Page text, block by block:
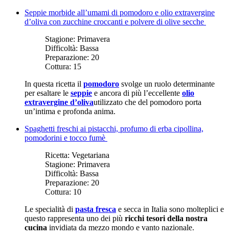
Seppie morbide all’umami di pomodoro e olio extravergine
d’oliva con zucchine croccanti e polvere di olive secche
Stagione: Primavera
Difficoltà: Bassa
Preparazione: 20
Cottura: 15
In questa ricetta il pomodoro svolge un ruolo determinante
per esaltare le seppie e ancora di più l’eccellente olio
extravergine d’olivautilizzato che del pomodoro porta
un’intima e profonda anima.
Spaghetti freschi ai pistacchi, profumo di erba cipollina,
pomodorini e tocco fumè
Ricetta: Vegetariana
Stagione: Primavera
Difficoltà: Bassa
Preparazione: 20
Cottura: 10
Le specialità di pasta fresca e secca in Italia sono molteplici e
questo rappresenta uno dei più ricchi tesori della nostra
cucina invidiata da mezzo mondo e vanto nazionale.